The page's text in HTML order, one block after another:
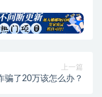
上一篇
骗了20万该怎么办？